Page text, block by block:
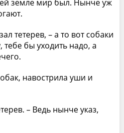
земле мир был. Нынче уж
тетерев, – а то вот собаки
тебе бы уходить надо, а
навострила уши и
– Ведь нынче указ,